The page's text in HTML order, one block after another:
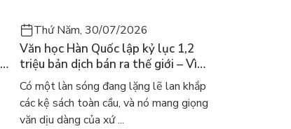
Thứ Năm, 30/07/2026
Văn học Hàn Quốc lập kỷ lục 1,2
triệu bản dịch bán ra thế giới – Vì
sao cả thế giới đang đọc sách Hàn?
Có một làn sóng đang lặng lẽ lan khắp
các kệ sách toàn cầu, và nó mang giọng
văn dịu dàng của xứ ...